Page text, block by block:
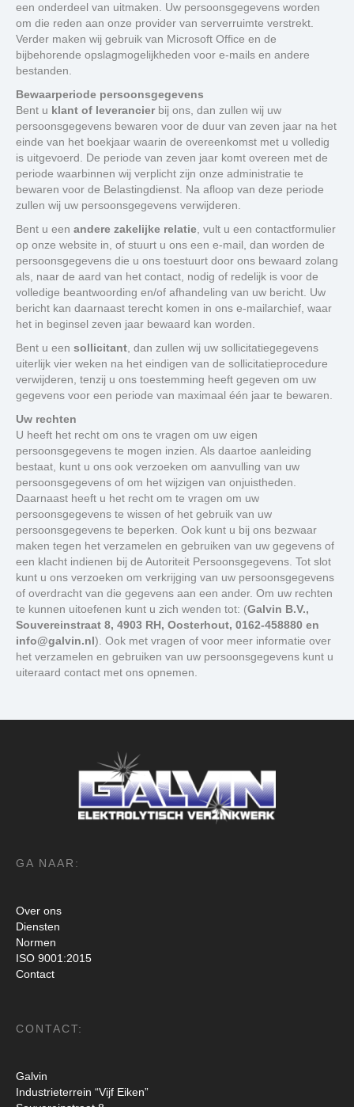
een onderdeel van uitmaken. Uw persoonsgegevens worden
om die reden aan onze provider van serverruimte verstrekt.
Verder maken wij gebruik van Microsoft Office en de
bijbehorende opslagmogelijkheden voor e-mails en andere
bestanden.
Bewaarperiode persoonsgegevens
Bent u klant of leverancierbij ons, dan zullen wij uw
persoonsgegevens bewaren voor de duur van zeven jaar na het
einde van het boekjaar waarin de overeenkomst met u volledig
is uitgevoerd. De periode van zeven jaar komt overeen met de
periode waarbinnen wij verplicht zijn onze administratie te
bewaren voor de Belastingdienst. Na afloop van deze periode
zullen wij uw persoonsgegevens verwijderen.
Bent u een andere zakelijke relatie, vult u een contactformulier
op onze website in, of stuurt u ons een e-mail, dan worden de
persoonsgegevens die u ons toestuurt door ons bewaard zolang
als, naar de aard van het contact, nodig of redelijk is voor de
volledige beantwoording en/of afhandeling van uw bericht. Uw
bericht kan daarnaast terecht komen in ons e-mailarchief, waar
het in beginsel zeven jaar bewaard kan worden.
Bent u een sollicitant, dan zullen wij uw sollicitatiegegevens
uiterlijk vier weken na het eindigen van de sollicitatieprocedure
verwijderen, tenzij u ons toestemming heeft gegeven om uw
gegevens voor een periode van maximaal één jaar te bewaren.
Uw rechten
U heeft het recht om ons te vragen om uw eigen
persoonsgegevens te mogen inzien. Als daartoe aanleiding
bestaat, kunt u ons ook verzoeken om aanvulling van uw
persoonsgegevens of om het wijzigen van onjuistheden.
Daarnaast heeft u het recht om te vragen om uw
persoonsgegevens te wissen of het gebruik van uw
persoonsgegevens te beperken. Ook kunt u bij ons bezwaar
maken tegen het verzamelen en gebruiken van uw gegevens of
een klacht indienen bij de Autoriteit Persoonsgegevens. Tot slot
kunt u ons verzoeken om verkrijging van uw persoonsgegevens
of overdracht van die gegevens aan een ander. Om uw rechten
te kunnen uitoefenen kunt u zich wenden tot: (Galvin B.V.,
Souvereinstraat 8, 4903 RH, Oosterhout, 0162-458880 en
info@galvin.nl). Ook met vragen of voor meer informatie over
het verzamelen en gebruiken van uw persoonsgegevens kunt u
uiteraard contact met ons opnemen.
GA NAAR:
Over ons
Diensten
Normen
ISO 9001:2015
Contact
CONTACT:
Galvin
Industrieterrein “Vijf Eiken”